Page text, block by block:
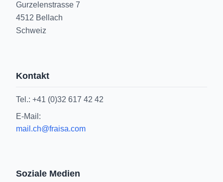
Gurzelenstrasse 7
4512 Bellach
Schweiz
Kontakt
Tel.: +41 (0)32 617 42 42
E-Mail:
mail.ch@fraisa.com
Soziale Medien